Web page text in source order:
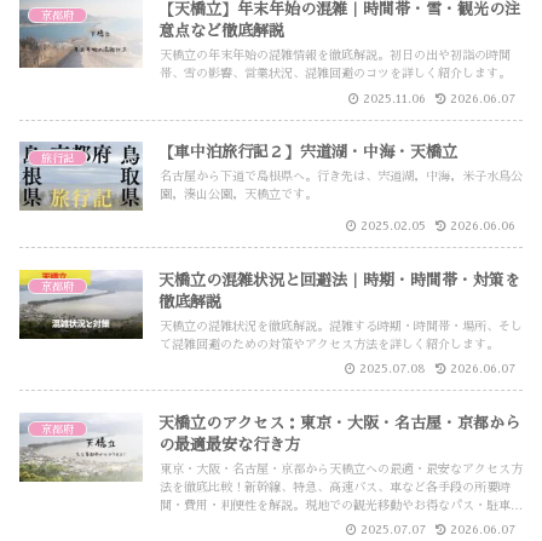
京都府
【天橋立】年末年始の混雑｜時間帯・雪・観光の注
意点など徹底解説
天橋立の年末年始の混雑情報を徹底解説。初日の出や初詣の時間
帯、雪の影響、営業状況、混雑回避のコツを詳しく紹介します。
2025.11.06 2026.06.07
旅行記 【車中泊旅行記２】宍道湖・中海・天橋立
名古屋から下道で島根県へ。行き先は、宍道湖，中海，米子水鳥公
園，湊山公園，天橋立です。
2025.02.05 2026.06.06
京都府
天橋立の混雑状況と回避法｜時期・時間帯・対策を
徹底解説
天橋立の混雑状況を徹底解説。混雑する時期・時間帯・場所、そし
て混雑回避のための対策やアクセス方法を詳しく紹介します。
2025.07.08 2026.06.07
京都府
天橋立のアクセス：東京・大阪・名古屋・京都から
の最適最安な行き方
東京・大阪・名古屋・京都から天橋立への最適・最安なアクセス方
法を徹底比較！新幹線、特急、高速バス、車など各手段の所要時
間・費用・利便性を解説。現地での観光移動やお得なパス・駐車場
情報まで、初めてでも迷わない最新ガイドです。
2025.07.07 2026.06.07